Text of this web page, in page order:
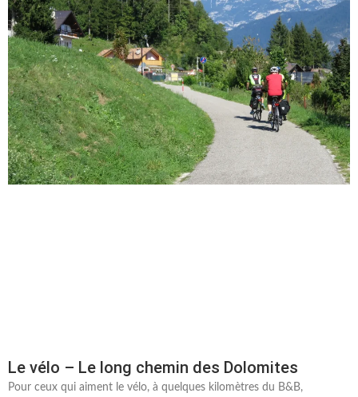
Le vélo – Le long chemin des Dolomites
Pour ceux qui aiment le vélo, à quelques kilomètres du B&B,